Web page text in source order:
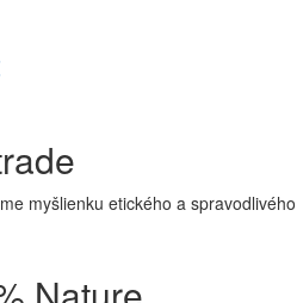
myšlienku etického a spravodlivého